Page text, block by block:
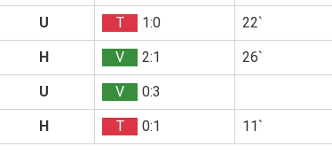
U T 1:0 22`
H V 2:1 26`
U V 0:3
H T 0:1 11`